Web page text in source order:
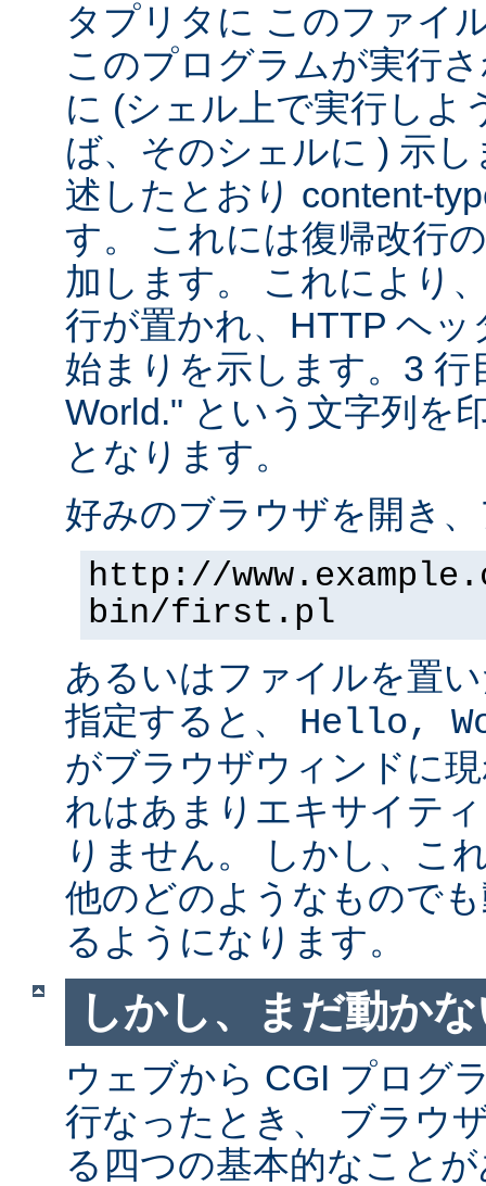
タプリタに このファイ
このプログラムが実行
に (シェル上で実行しよ
ば、そのシェルに ) 示
述したとおり content-
す。 これには復帰改行
加します。 これにより
行が置かれ、HTTP ヘ
始まりを示します。3 行
World." という文字列を
となります。
好みのブラウザを開き
http://
bin/first.pl
あるいはファイルを置
指定すると、 Hello,
がブラウザウィンドに
れはあまりエキサイテ
りません。 しかし、こ
他のどのようなもので
るようになります。
しかし、まだ動か
ウェブから CGI プログ
行なったとき、 ブラウ
る四つの基本的なこと